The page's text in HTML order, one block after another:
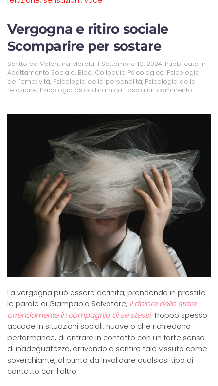
Vergogna e ritiro sociale
Scomparire per sostare
Scritto da Valentina Merola il Settembre 19, 2024. Pubblicato in
Adattamento Sociale, Blog, Colloquio Psicologico, Psicologia
dell'emotività, Psicologia della personalità, Psicologia della
relazione, Psicologia psicodinamica. Lascia un commento
La vergogna può essere definita, prendendo in prestito
le parole di Giampaolo Salvatore, il dolore dello stare
orrendamente in compagnia di se stessi.Troppo spesso
accade in situazioni sociali, nuove o che richiedono
performance, di entrare in contatto con un forte senso
di inadeguatezza, arrivando a sentire tale vissuto come
soverchiante, al punto da invalidare qualsiasi tipo di
contatto con l’altro.